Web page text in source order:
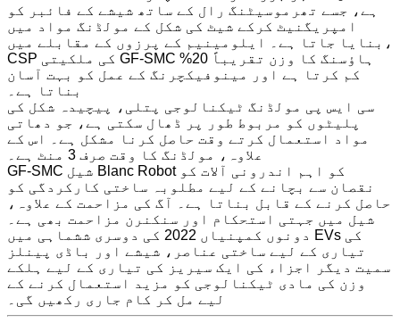
ہے، جسے تھرموسیٹنگ رال کے ساتھ شیشے کے فائبر کو
امپریگنیٹ کرکے شیٹ کی شکل کے مولڈنگ مواد میں
بنایا جاتا ہے۔ ایلومینیم کے پرزوں کے مقابلے میں،
CSP کی ملکیتی GF-SMC ہاؤسنگ کا وزن تقریباً 20%
کم کرتا ہے اور مینوفیکچرنگ کے عمل کو بہت آسان
بناتا ہے۔
سی ایس پی مولڈنگ ٹیکنالوجی پتلی، پیچیدہ شکل کی
پلیٹوں کو مربوط طور پر ڈھال سکتی ہے، جو دھاتی
مواد استعمال کرتے وقت حاصل کرنا مشکل ہے۔ اس کے
علاوہ، مولڈنگ کا وقت صرف 3 منٹ ہے۔
GF-SMC شیل Blanc Robot کو اہم اندرونی آلات کو
نقصان سے بچانے کے لیے مطلوبہ ساختی کارکردگی کو
حاصل کرنے کے قابل بناتا ہے۔ آگ کی مزاحمت کے علاوہ،
شیل میں جہتی استحکام اور سنکنرن مزاحمت بھی ہے۔
دونوں کمپنیاں 2022 کی دوسری ششماہی میں EVs کی
تیاری کے لیے ساختی عناصر، شیشے اور باڈی پینلز
سمیت دیگر اجزاء کی ایک سیریز کی تیاری کے لیے ہلکے
وزن کی مادی ٹیکنالوجی کو مزید استعمال کرنے کے
لیے مل کر کام جاری رکھیں گی۔